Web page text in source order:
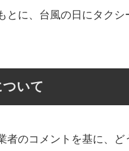
に、台風の日にタクシ
いて
者のコメントを基に、